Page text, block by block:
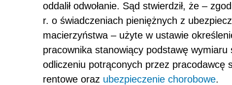
oddalił odwołanie. Sąd stwierdził, że –
r. o świadczeniach pieniężnych z
macierzyństwa – użyte w ustawie
pracownika stanowiący podstawę
odliczeniu potrąconych przez pracodawcę
rentowe oraz ubezpieczenie chorobowe.